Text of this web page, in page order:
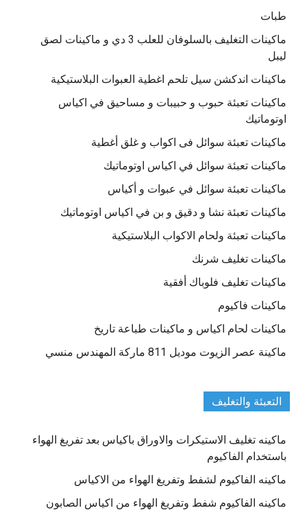
طبات
ماكينات التغليف بالسلوفان للعلب 3 دي و ماكينات لصق
ليبل
ماكينات اندكشن سيل تلحم اغطية العبوات البلاستيكية
ماكينات تعبئة حبوب و حبيبات و مساحيق في اكياس
اوتوماتيك
ماكينات تعبئة سوائل فى اكواب و غلق أغطية
ماكينات تعبئة سوائل في اكياس اوتوماتيك
ماكينات تعبئة سوائل في عبوات و أكياس
ماكينات تعبئة نشا و دقيق و بن في اكياس اوتوماتيك
ماكينات تعبئة ولحام الاكواب البلاستيكية
ماكينات تغليف شرنك
ماكينات تغليف فلوباك أفقية
ماكينات فاكيوم
ماكينات لحام اكياس و ماكينات طباعة تاريخ
ماكينة عصر الزيوت موديل 811 ماركة المهندس منسي
التعبئة والتغليف
ماكينه تغليف الاستيكرات والاوراق باكياس بعد تفريغ الهواء
باستخدام الفاكيوم
ماكينه الفاكيوم لشفط وتفريغ الهواء من الاكياس
ماكينه الفاكيوم شفط وتفريغ الهواء من اكياس الصابون